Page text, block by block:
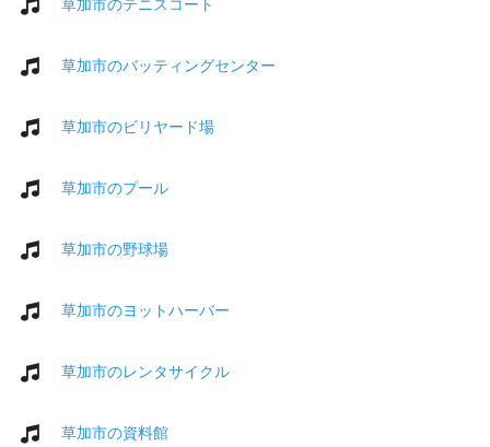
草加市のテニスコート
草加市のバッティングセンター
草加市のビリヤード場
草加市のプール
草加市の野球場
草加市のヨットハーバー
草加市のレンタサイクル
草加市の資料館